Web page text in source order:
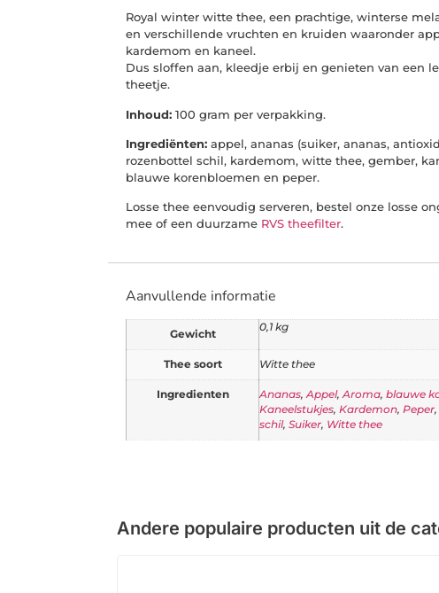
Royal winter witte thee, een prachtige, winterse
en verschillende vruchten en kruiden waaronder
kardemom en kaneel.
Dus sloffen aan, kleedje erbij en genieten van een
theetje.
Inhoud: 100 gram per verpakking.
Ingrediënten: appel, ananas (suiker, ananas,
rozenbottel schil, kardemom, witte thee, gember,
blauwe korenbloemen en peper.
Losse thee eenvoudig serveren, bestel onze losse
mee of een duurzame RVS theefilter.
Aanvullende informatie
Gewicht
0,1 kg
Thee soort Witte thee
Ingredienten Ananas, Appel, Aroma, blauwe
Kaneelstukjes, Kardemon, Peper,
schil, Suiker, Witte thee
Andere populaire producten uit de